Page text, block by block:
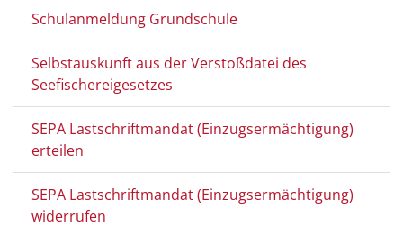
Schulanmeldung Grundschule
Selbstauskunft aus der Verstoßdatei des
Seefischereigesetzes
SEPA Lastschriftmandat (Einzugsermächtigung)
erteilen
SEPA Lastschriftmandat (Einzugsermächtigung)
widerrufen